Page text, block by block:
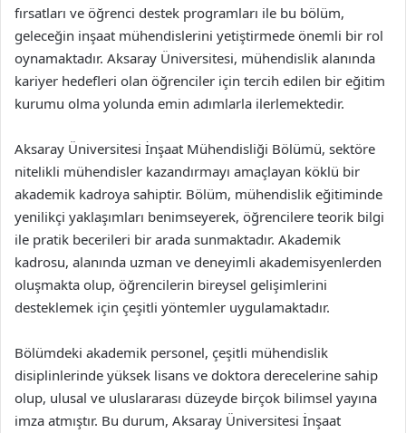
fırsatları ve öğrenci destek programları ile bu bölüm,
geleceğin inşaat mühendislerini yetiştirmede önemli bir rol
oynamaktadır. Aksaray Üniversitesi, mühendislik alanında
kariyer hedefleri olan öğrenciler için tercih edilen bir eğitim
kurumu olma yolunda emin adımlarla ilerlemektedir.
Aksaray Üniversitesi İnşaat Mühendisliği Bölümü, sektöre
nitelikli mühendisler kazandırmayı amaçlayan köklü bir
akademik kadroya sahiptir. Bölüm, mühendislik eğitiminde
yenilikçi yaklaşımları benimseyerek, öğrencilere teorik bilgi
ile pratik becerileri bir arada sunmaktadır. Akademik
kadrosu, alanında uzman ve deneyimli akademisyenlerden
oluşmakta olup, öğrencilerin bireysel gelişimlerini
desteklemek için çeşitli yöntemler uygulamaktadır.
Bölümdeki akademik personel, çeşitli mühendislik
disiplinlerinde yüksek lisans ve doktora derecelerine sahip
olup, ulusal ve uluslararası düzeyde birçok bilimsel yayına
imza atmıştır. Bu durum, Aksaray Üniversitesi İnşaat